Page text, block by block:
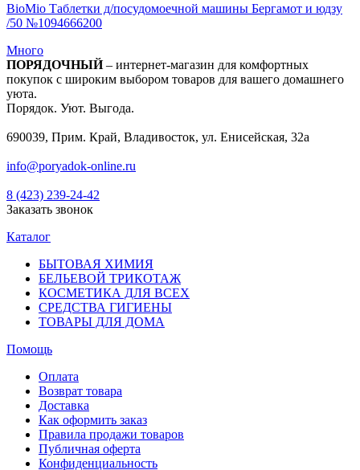
BioMio Таблетки д/посудомоечной машины Бергамот и юдзу
/50 №1094666200
Много
ПОРЯДОЧНЫЙ– интернет-магазин для комфортных
покупок с широким выбором товаров для вашего домашнего
уюта.
Порядок. Уют. Выгода.
690039, Прим. Край, Владивосток, ул. Енисейская, 32а
info@poryadok-online.ru
8 (423) 239-24-42
Заказать звонок
Каталог
БЫТОВАЯ ХИМИЯ
БЕЛЬЕВОЙ ТРИКОТАЖ
КОСМЕТИКА ДЛЯ ВСЕХ
СРЕДСТВА ГИГИЕНЫ
ТОВАРЫ ДЛЯ ДОМА
Помощь
Оплата
Возврат товара
Доставка
Как оформить заказ
Правила продажи товаров
Публичная оферта
Конфиденциальность